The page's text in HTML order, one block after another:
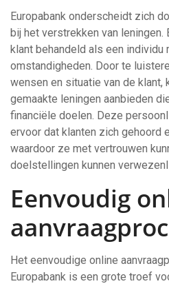
Europabank onderscheidt zich
bij het verstrekken van leningen.
klant behandeld als een individu
omstandigheden. Door te
wensen en situatie van de klant,
gemaakte leningen aanbieden
financiële doelen. Deze
ervoor dat klanten zich gehoord
waardoor ze met vertrouwen
doelstellingen kunnen
Eenvoudig
Het eenvoudige online
Europabank is een grote troef